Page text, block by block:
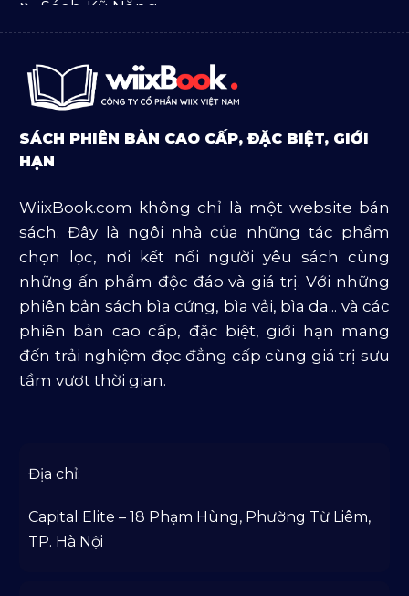
Sách Kỹ Năng
Sách Ngoại Văn
Sách Tôn Giáo
Sản Phẩm Mở Bán
Văn Học Và Lịch Sử
SÁCH PHIÊN BẢN CAO CẤP, ĐẶC BIỆT, GIỚI
HẠN
WiixBook.com không chỉ là một website bán
sách. Đây là ngôi nhà của những tác phẩm
chọn lọc, nơi kết nối người yêu sách cùng
những ấn phẩm độc đáo và giá trị. Với những
phiên bản sách bìa cứng, bìa vải, bìa da... và các
phiên bản cao cấp, đặc biệt, giới hạn mang
đến trải nghiệm đọc đẳng cấp cùng giá trị sưu
tầm vượt thời gian.
Địa chỉ:
Capital Elite – 18 Phạm Hùng, Phường Từ Liêm,
TP. Hà Nội